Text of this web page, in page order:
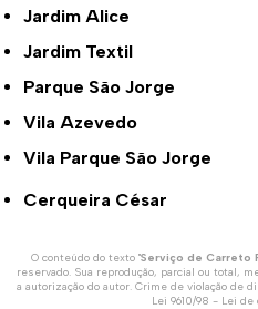
Jardim Alice
Jardim Textil
Parque São Jorge
Vila Azevedo
Vila Parque São Jorge
Cerqueira César
O conteúdo do texto "Serviço de Carreto
reservado. Sua reprodução, parcial ou total,
a autorização do autor. Crime de violação de
Lei 9610/98 - Lei